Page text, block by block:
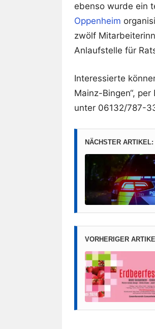
ebenso wurde ein
Oppenheim
zwölf
Anlaufstelle für
Interessierte
Mainz-Bingen“,
unter 06132/787-
NÄCHSTER ARTIKEL:
VORHERIGER